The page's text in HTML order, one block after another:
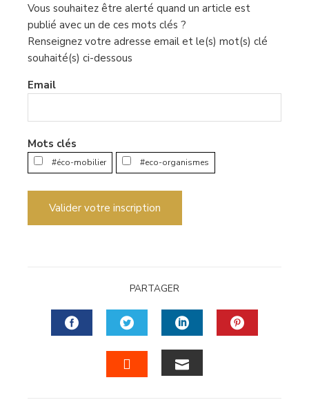
Vous souhaitez être alerté quand un article est
publié avec un de ces mots clés ?
Renseignez votre adresse email et le(s) mot(s) clé
souhaité(s) ci-dessous
Email
Mots clés
#éco-mobilier #eco-organismes
Valider votre inscription
PARTAGER
FACEBOOKTWITTERLINKEDIN